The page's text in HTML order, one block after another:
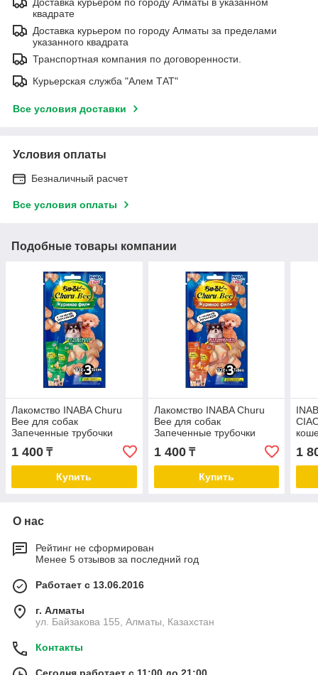
квадрате
Доставка курьером по городу Алматы за пределами
указанного квадрата
Транспортная компания по договоренности.
Курьерская служба "Алем ТАТ"
Все условия доставки
Условия оплаты
Безналичный расчет
Все условия оплаты
Подобные товары компании
Лакомство INABA Churu
Bee для собак
Запеченные трубочки
Куриное филе для
поддержания здоровья
ЖКТ 30 г
1 400 ₸
Купить
Лакомство INABA Churu
Bee для собак
Запеченные трубочки
Куриное филе для
поддержания здоровья
суставов, 30 г
1 400₸
Купить
1
О нас
Рейтинг не сформирован
Менее 5 отзывов за последний год
Работает с 13.06.2016
г. Алматы
ул. Байзакова 155, Алматы, Казахстан
Контакты